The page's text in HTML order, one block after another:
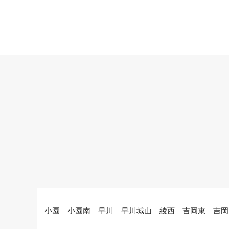
小園 小園南 早川 早川城山 綾西 吉岡東 吉岡